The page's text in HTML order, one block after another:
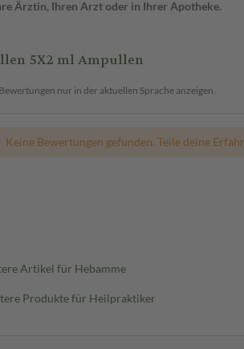
Ärztin, Ihren Arzt oder in Ihrer Apotheke.
5X2 ml Ampullen
Bewertungen nur in der aktuellen Sprache anzeigen.
Keine Bewertungen gefunden. Teile deine
Artikel für Hebamme
Produkte für Heilpraktiker